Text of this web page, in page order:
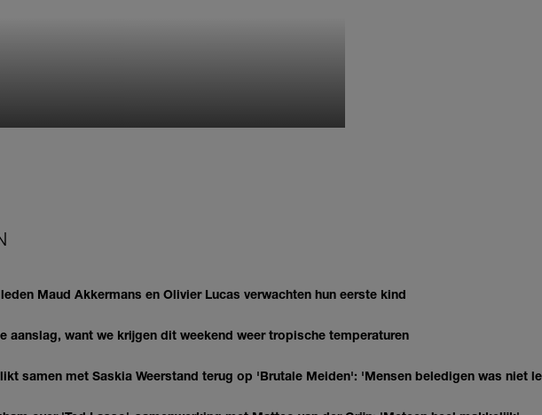
Maud Akkermans en Olivier Lucas verwachten hun eerste kind
aanslag, want we krijgen dit weekend weer tropische temperaturen
samen met Saskia Weerstand terug op 'Brutale Meiden': 'Mensen beledigen was niet